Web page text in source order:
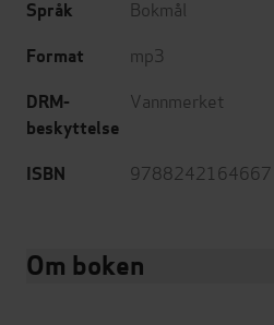
Språk Bokmål
Format mp3
DRM-
beskyttelse
Vannmerket
ISBN 9788242164667
Om boken